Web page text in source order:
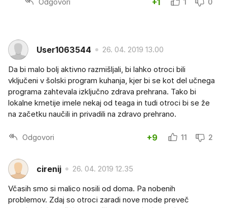
1 0
User1063544 26. 04. 2019 13.00
Da bi malo bolj aktivno razmišljali, bi lahko otroci bili
vključeni v šolski program kuhanja, kjer bi se kot del učnega
programa zahtevala izključno zdrava prehrana. Tako bi
lokalne kmetije imele nekaj od teaga in tudi otroci bi se že
na začetku naučili in privadili na zdravo prehrano.
Odgovori +9 11 2
cirenij 26. 04. 2019 12.35
Včasih smo si malico nosili od doma. Pa nobenih
problemov. Zdaj so otroci zaradi nove mode preveč